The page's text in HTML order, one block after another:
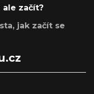
ale začít?
jak začít se